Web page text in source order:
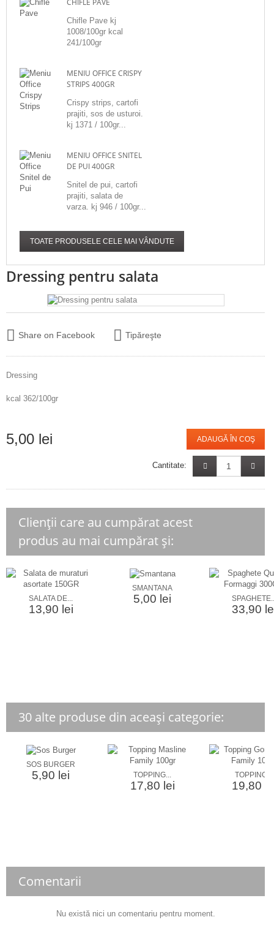
CHIFLE PAVE
Chifle Pave kj
1008/100gr kcal
241/100gr
MENIU OFFICE CRISPY
STRIPS 400GR
Crispy strips, cartofi
prajiti, sos de usturoi.
kj 1371 / 100gr...
MENIU OFFICE SNITEL
DE PUI 400GR
Snitel de pui, cartofi
prajiti, salata de
varza. kj 946 / 100gr...
TOATE PRODUSELE CELE MAI VÂNDUTE
Dressing pentru salata
Share on Facebook Tipăreşte
Dressing
kcal 362/100gr
5,00 lei ADAUGĂ ÎN COŞ
Cantitate:
Clienții care au cumpărat acest
produs au mai cumpărat și:
SALATA DE...
13,90 lei
SMANTANA
5,00 lei
33,90
30 alte produse din aceași categorie:
SOS BURGER
5,90 lei TOPPING...
17,80 lei
TOPPING...
19,80
Comentarii
Nu există nici un comentariu pentru moment.